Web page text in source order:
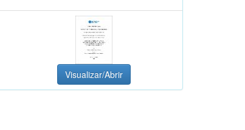
Visualizar/Abrir